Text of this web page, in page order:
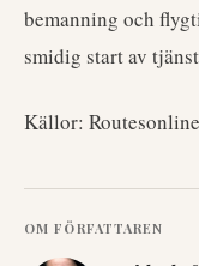
bemanning och
smidig start av
Källor: Routesonline
OM FÖRFATTAREN